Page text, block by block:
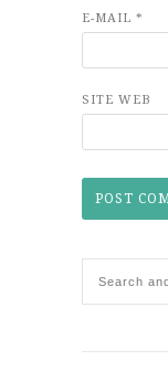
E-MAIL *
SITE WEB